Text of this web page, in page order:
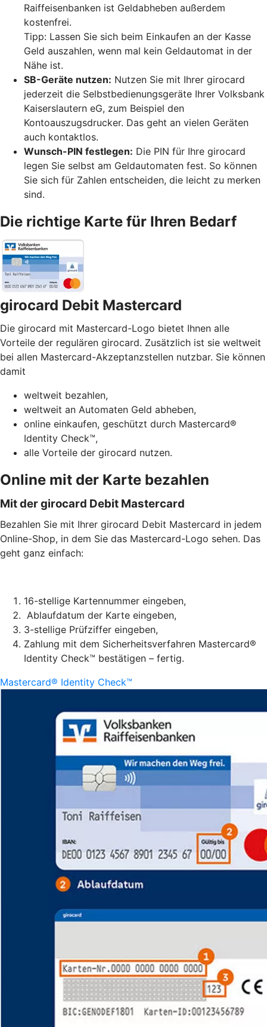
Raiffeisenbanken ist Geldabheben außerdem
kostenfrei.
Tipp: Lassen Sie sich beim Einkaufen an der Kasse
Geld auszahlen, wenn mal kein Geldautomat in der
Nähe ist.
SB-Geräte nutzen: Nutzen Sie mit Ihrer girocard
jederzeit die Selbstbedienungsgeräte Ihrer Volksbank
Kaiserslautern eG, zum Beispiel den
Kontoauszugsdrucker. Das geht an vielen Geräten
auch kontaktlos.
Wunsch-PIN festlegen: Die PIN für Ihre girocard
legen Sie selbst am Geldautomaten fest. So können
Sie sich für Zahlen entscheiden, die leicht zu merken
sind.
Die richtige Karte für Ihren Bedarf
girocard Debit Mastercard
Die girocard mit Mastercard-Logo bietet Ihnen alle
Vorteile der regulären girocard. Zusätzlich ist sie weltweit
bei allen Mastercard-Akzeptanzstellen nutzbar. Sie können
damit
weltweit bezahlen,
weltweit an Automaten Geld abheben,
online einkaufen, geschützt durch Mastercard®
Identity Check™,
alle Vorteile der girocard nutzen.
Online mit der Karte bezahlen
Mit der girocard Debit Mastercard
Bezahlen Sie mit Ihrer girocard Debit Mastercard in jedem
Online-Shop, in dem Sie das Mastercard-Logo sehen. Das
geht ganz einfach:
16-stellige Kartennummer eingeben,
Ablaufdatum der Karte eingeben,
3-stellige Prüfziffer eingeben,
Zahlung mit dem Sicherheitsverfahren Mastercard®
Identity Check™ bestätigen – fertig.
Mastercard® Identity Check™